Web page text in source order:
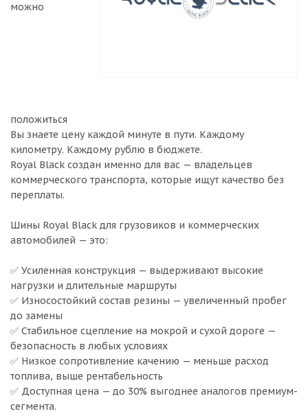
можно
положиться
Вы знаете цену каждой минуте в пути. Каждому
километру. Каждому рублю в бюджете.
Royal Black создан именно для вас — владельцев
коммерческого транспорта, которые ищут качество без
переплаты.
Шины Royal Black для грузовиков и коммерческих
автомобилей — это:
✅ Усиленная конструкция — выдерживают высокие
нагрузки и длительные маршруты
✅ Износостойкий состав резины — увеличенный пробег
до замены
✅ Стабильное сцепление на мокрой и сухой дороге —
безопасность в любых условиях
✅ Низкое сопротивление качению — меньше расход
топлива, выше рентабельность
✅ Доступная цена — до 30% выгоднее аналогов премиум-
сегмента.